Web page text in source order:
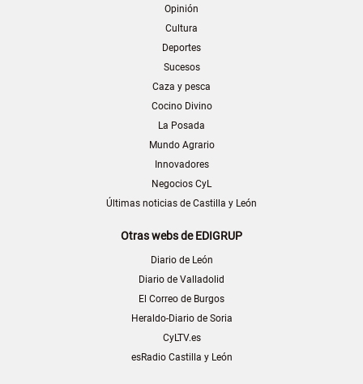
Opinión
Cultura
Deportes
Sucesos
Caza y pesca
Cocino Divino
La Posada
Mundo Agrario
Innovadores
Negocios CyL
Últimas noticias de Castilla y León
Otras webs de EDIGRUP
Diario de León
Diario de Valladolid
El Correo de Burgos
Heraldo-Diario de Soria
CyLTV.es
esRadio Castilla y León